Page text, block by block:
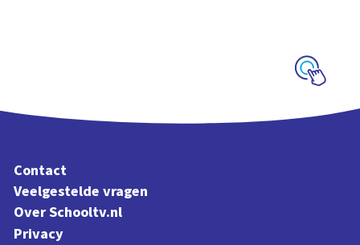
Contact
Veelgestelde vragen
Over Schooltv.nl
Privacy